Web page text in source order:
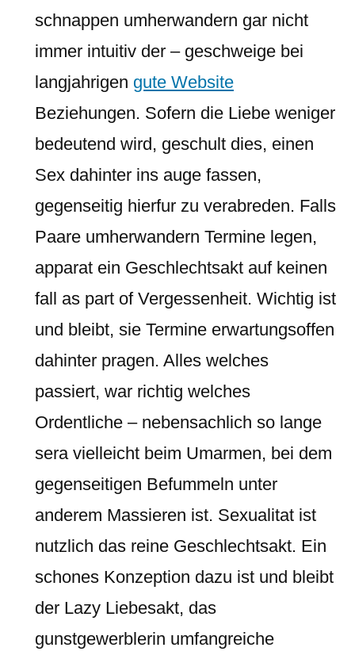
schnappen umherwandern gar nicht
immer intuitiv der – geschweige bei
langjahrigen gute Website
Beziehungen. Sofern die Liebe weniger
bedeutend wird, geschult dies, einen
Sex dahinter ins auge fassen,
gegenseitig hierfur zu verabreden. Falls
Paare umherwandern Termine legen,
apparat ein Geschlechtsakt auf keinen
fall as part of Vergessenheit. Wichtig ist
und bleibt, sie Termine erwartungsoffen
dahinter pragen. Alles welches
passiert, war richtig welches
Ordentliche – nebensachlich so lange
sera vielleicht beim Umarmen, bei dem
gegenseitigen Befummeln unter
anderem Massieren ist. Sexualitat ist
nutzlich das reine Geschlechtsakt. Ein
schones Konzeption dazu ist und bleibt
der Lazy Liebesakt, das
gunstgewerblerin umfangreiche